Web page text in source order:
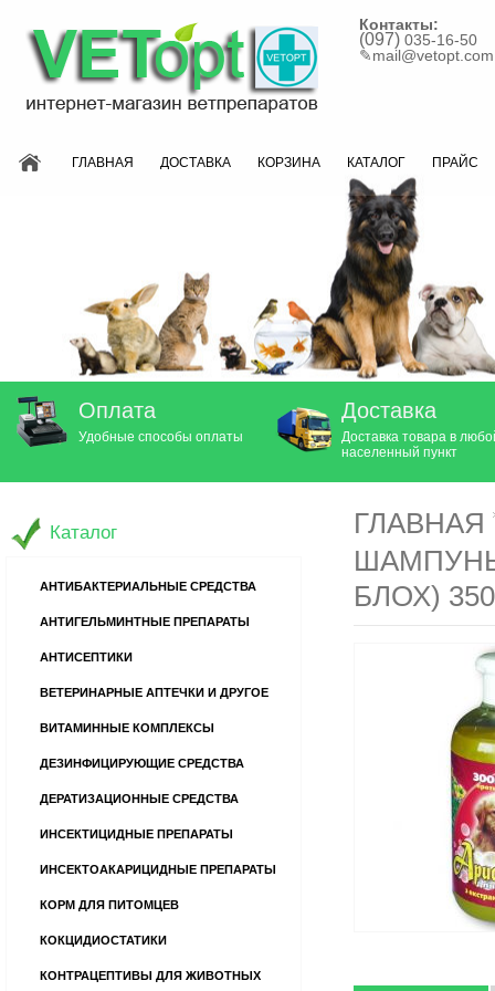
Контакты:
(097) 035-16-50
✎mail@vetopt.com
ГЛАВНАЯ ДОСТАВКА КОРЗИНА КАТАЛОГ ПРАЙС
Оплата
Удобные способы оплаты
Доставка
Доставка товара в
населенный пункт
ГЛАВНАЯ
БЛОХ)
Каталог
АНТИБАКТЕРИАЛЬНЫЕ СРЕДСТВА
АНТИГЕЛЬМИНТНЫЕ ПРЕПАРАТЫ
АНТИСЕПТИКИ
ВЕТЕРИНАРНЫЕ АПТЕЧКИ И ДРУГОЕ
ВИТАМИННЫЕ КОМПЛЕКСЫ
ДЕЗИНФИЦИРУЮЩИЕ СРЕДСТВА
ДЕРАТИЗАЦИОННЫЕ СРЕДСТВА
ИНСЕКТИЦИДНЫЕ ПРЕПАРАТЫ
ИНСЕКТОАКАРИЦИДНЫЕ ПРЕПАРАТЫ
КОРМ ДЛЯ ПИТОМЦЕВ
КОКЦИДИОСТАТИКИ
КОНТРАЦЕПТИВЫ ДЛЯ ЖИВОТНЫХ